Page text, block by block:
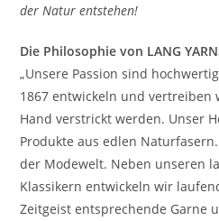
der Natur entstehen!
Die Philosophie von LANG
„Unsere Passion sind
1867 entwickeln und vertreiben
Hand verstrickt werden. Unser
Produkte aus edlen
der Modewelt. Neben unseren
Klassikern entwickeln wir
Zeitgeist entsprechende Garne